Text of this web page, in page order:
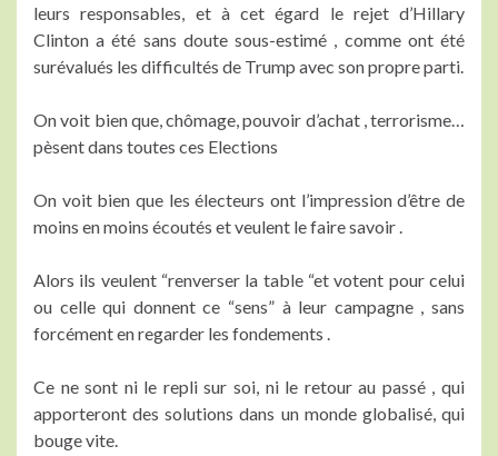
leurs responsables, et à cet égard le rejet d’Hillary
Clinton a été sans doute sous-estimé , comme ont été
surévalués les difficultés de Trump avec son propre parti.
On voit bien que, chômage, pouvoir d’achat , terrorisme…
pèsent dans toutes ces Elections
On voit bien que les électeurs ont l’impression d’être de
moins en moins écoutés et veulent le faire savoir .
Alors ils veulent “renverser la table “et votent pour celui
ou celle qui donnent ce “sens” à leur campagne , sans
forcément en regarder les fondements .
Ce ne sont ni le repli sur soi, ni le retour au passé , qui
apporteront des solutions dans un monde globalisé, qui
bouge vite.